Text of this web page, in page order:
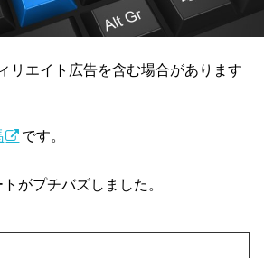
リエイト広告を含む場合があります
です。
がプチバズしました。